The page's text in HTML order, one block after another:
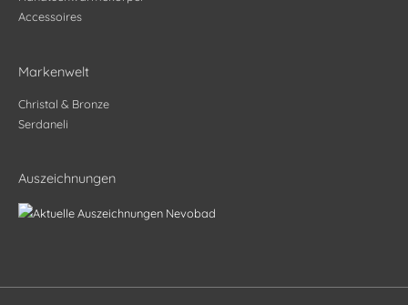
Accessoires
Markenwelt
Christal & Bronze
Serdaneli
Auszeichnungen